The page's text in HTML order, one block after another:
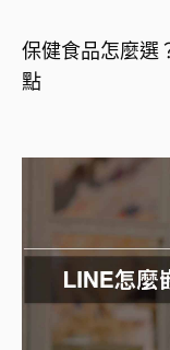
保健食品怎麼選
點